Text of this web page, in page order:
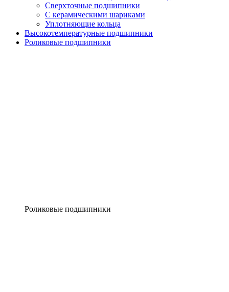
Сверхточные подшипники
С керамическими шариками
Уплотняющие кольца
Высокотемпературные подшипники
Роликовые подшипники
Роликовые подшипники